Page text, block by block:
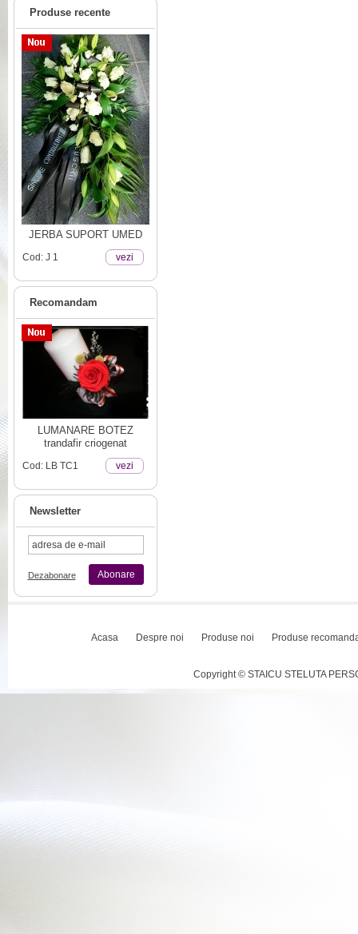
Produse recente
JERBA SUPORT UMED
Cod: J 1 vezi
Recomandam
LUMANARE BOTEZ
trandafir criogenat
Cod: LB TC1 vezi
Newsletter
Abonare
Dezabonare
Acasa Despre noi Produse noi Produse
Copyright © STAICU STELUTA